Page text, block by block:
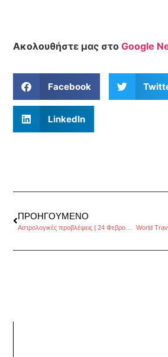
Ακολουθήστε μας στοGoogle
Facebook
LinkedIn
ΠΡΟΗΓΟΎΜΕΝΟ
Αστρολογικές προβλέψεις | 24 Φεβρουαρίου έως 2 Μαρτίου 2014, από τον Πέρρη Κρητικό World